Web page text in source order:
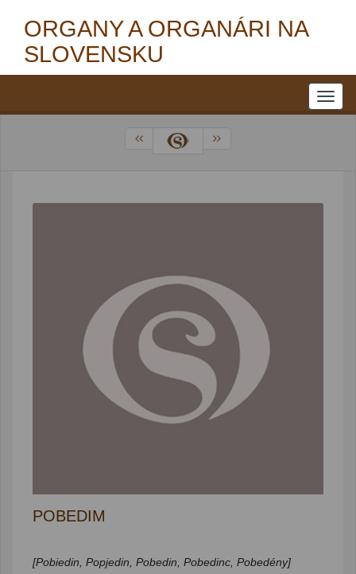
ORGANY A ORGANÁRI NA
SLOVENSKU
POBEDIM
[Pobiedin, Popjedin, Pobedin, Pobedinc, Pobedény]